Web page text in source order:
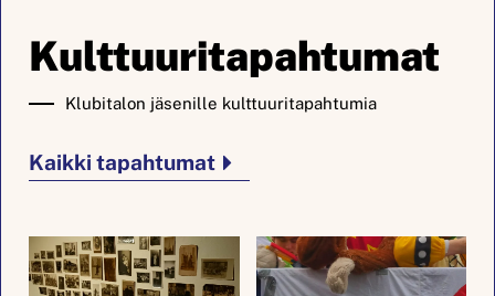
Kulttuuritapahtumat
Klubitalon jäsenille kulttuuritapahtumia
Kaikki tapahtumat